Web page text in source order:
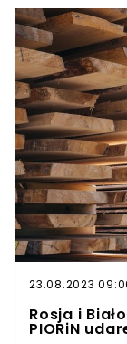
23.08.2023
Rosja i
PIORiN